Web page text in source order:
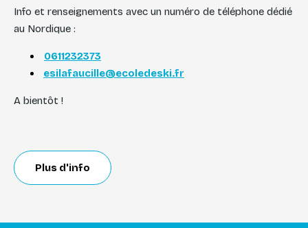
Info et renseignements avec un numéro de téléphone dédié
au Nordique :
0611232373
esilafaucille@ecoledeski.fr
A bientôt !
Plus d'info